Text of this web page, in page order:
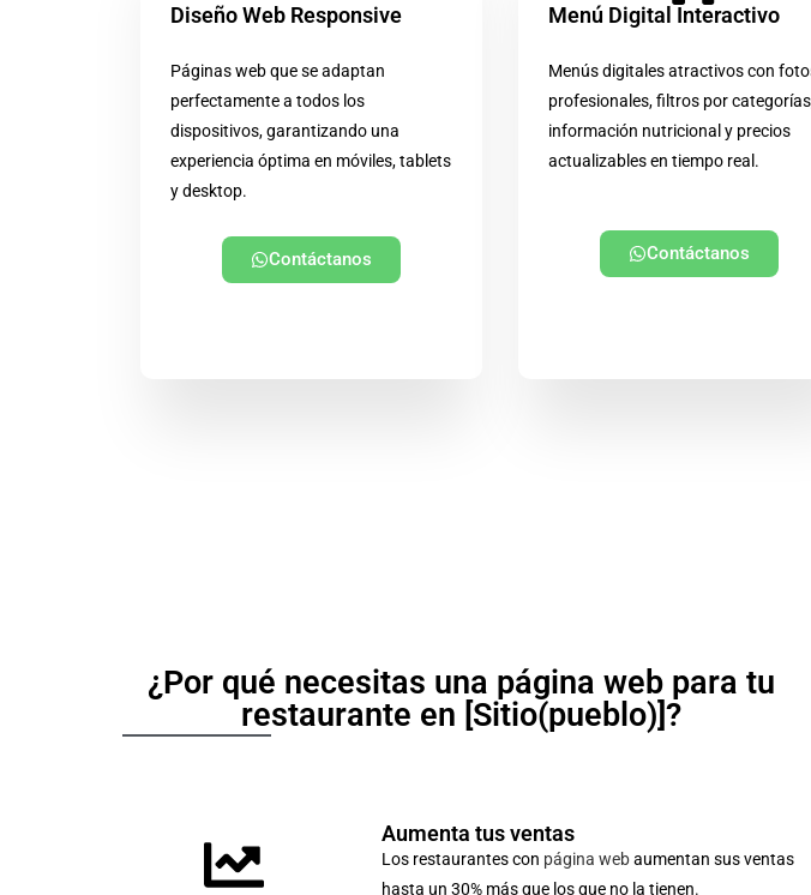
Diseño Web Responsive
Páginas web que se adaptan
perfectamente a todos los
dispositivos, garantizando una
experiencia óptima en móviles, tablets
y desktop.
Contáctanos
Menú Digital Interactivo
Menús digitales atractivos con
profesionales, filtros por
información nutricional y precios
actualizables en tiempo real.
Contáctanos
¿Por qué necesitas una página web para tu
restaurante en [Sitio(pueblo)]?
Aumenta tus ventas
Los restaurantes con página webaumentan sus ventas
hasta un 30% más que los que no la tienen.